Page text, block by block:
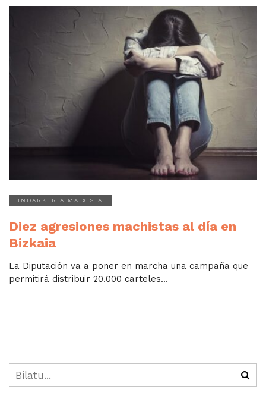
INDARKERIA MATXISTA
Diez agresiones machistas al día en
Bizkaia
La Diputación va a poner en marcha una campaña que
permitirá distribuir 20.000 carteles...